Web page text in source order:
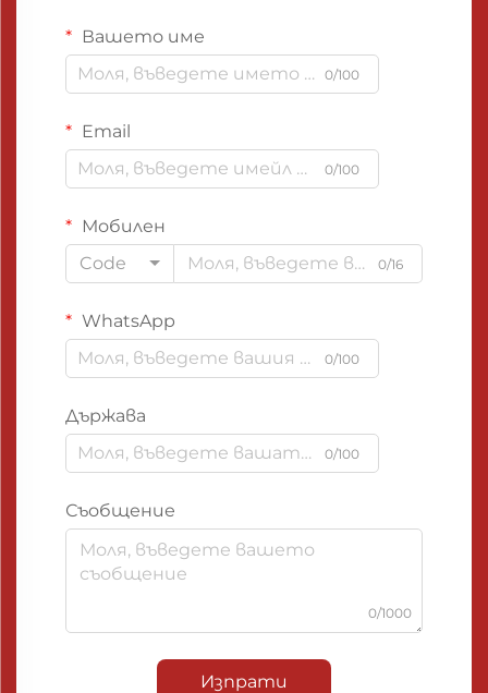
Вашето име
0/100
Email
0/100
Мобилен
Code
0/16
WhatsApp
0/100
Държава
0/100
Съобщение
0/1000
Изпрати